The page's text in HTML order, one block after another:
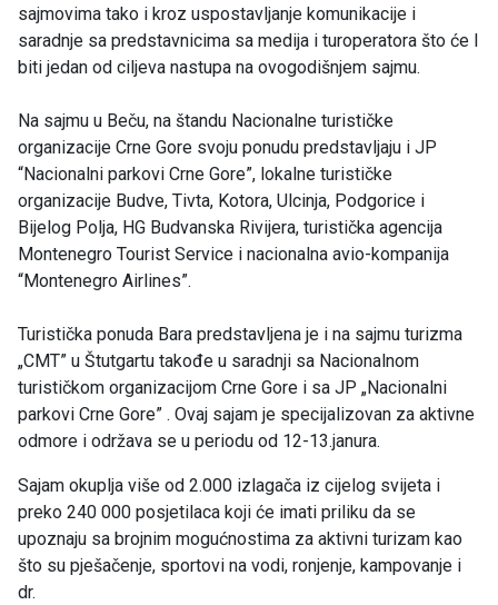
sajmovima tako i kroz uspostavljanje komunikacije i
saradnje sa predstavnicima sa medija i turoperatora što će I
biti jedan od ciljeva nastupa na ovogodišnjem sajmu.
Na sajmu u Beču, na štandu Nacionalne turističke
organizacije Crne Gore svoju ponudu predstavljaju i JP
“Nacionalni parkovi Crne Gore”, lokalne turističke
organizacije Budve, Tivta, Kotora, Ulcinja, Podgorice i
Bijelog Polja, HG Budvanska Rivijera, turistička agencija
Montenegro Tourist Service i nacionalna avio-kompanija
“Montenegro Airlines”.
Turistička ponuda Bara predstavljena je i na sajmu turizma
„CMT” u Štutgartu takođe u saradnji sa Nacionalnom
turističkom organizacijom Crne Gore i sa JP „Nacionalni
parkovi Crne Gore” . Ovaj sajam je specijalizovan za aktivne
odmore i održava se u periodu od 12-13.janura.
Sajam okuplja više od 2.000 izlagača iz cijelog svijeta i
preko 240 000 posjetilaca koji će imati priliku da se
upoznaju sa brojnim mogućnostima za aktivni turizam kao
što su pješačenje, sportovi na vodi, ronjenje, kampovanje i
dr.